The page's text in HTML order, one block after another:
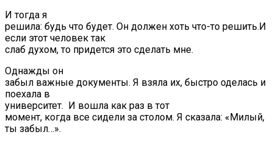
И тогда я
решила: будь что будет. Он должен хоть что-то решить.И
если этот человек так
слаб духом, то придется это сделать мне.
Однажды он
забыл важные документы. Я взяла их, быстро оделась и
поехала в
университет. И вошла как раз в тот
момент, когда все сидели за столом. Я сказала: «Милый,
ты забыл…».